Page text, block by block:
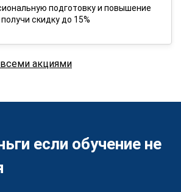
подготовку и повышение
скидку до 15%
акциями
если обучение не